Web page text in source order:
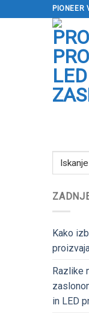
na
PIONEER
Kako
Razlike
in LED